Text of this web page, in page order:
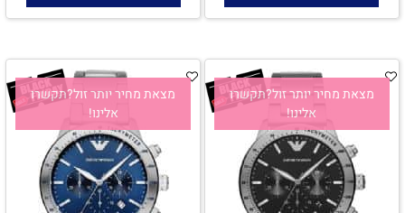
מצאת מחיר יותר זול?תקשרו
אלינו!
מצאת מחיר יותר זול?תקשרו
אלינו!